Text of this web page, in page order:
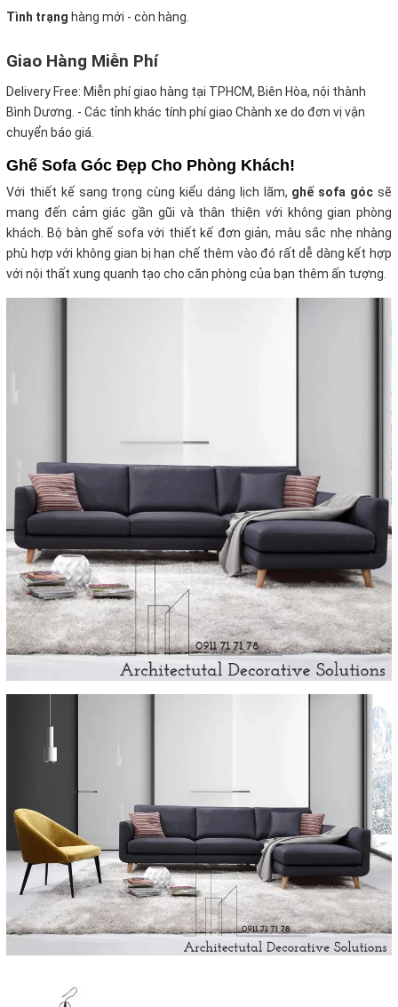
Tình trạng hàng mới - còn hàng.
Giao Hàng Miễn Phí
Delivery Free: Miễn phí giao hàng tại TPHCM, Biên Hòa, nội thành
Bình Dương. - Các tỉnh khác tính phí giao Chành xe do đơn vị vận
chuyển báo giá.
Ghế Sofa Góc Đẹp Cho Phòng Khách!
Với thiết kế sang trọng cùng kiểu dáng lịch lãm, ghế sofa góc sẽ
mang đến cảm giác gần gũi và thân thiện với không gian phòng
khách. Bộ bàn ghế sofa với thiết kế đơn giản, màu sắc nhẹ nhàng
phù hợp với không gian bị hạn chế thêm vào đó rất dễ dàng kết hợp
với nội thất xung quanh tạo cho căn phòng của bạn thêm ấn tượng.